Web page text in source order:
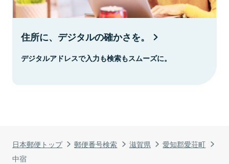
日本郵便トップ 郵便番号検索 滋賀県
愛知郡愛荘町
中宿
住所に、デジタルの確かさを。
デジタルアドレスで入力も検索もスムーズに。